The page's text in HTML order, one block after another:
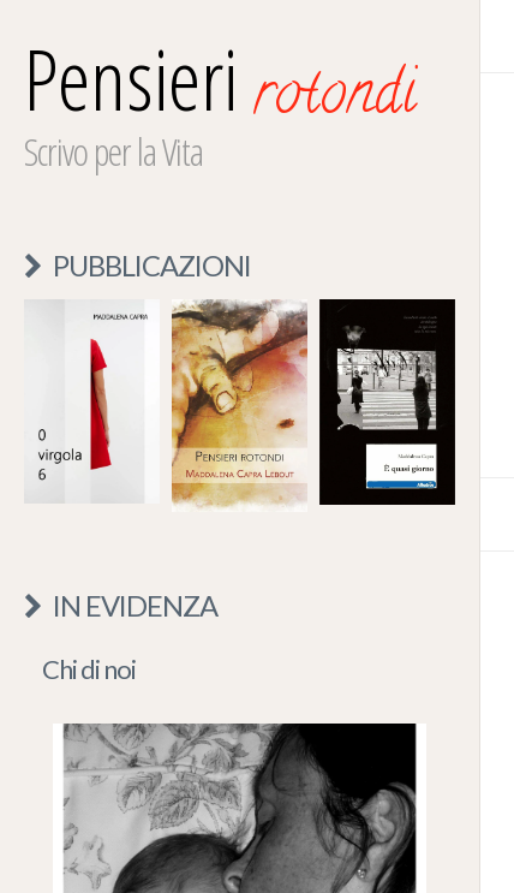
Pensieri rotondi
Scrivo per la Vita
PUBBLICAZIONI
IN EVIDENZA
Chi di noi